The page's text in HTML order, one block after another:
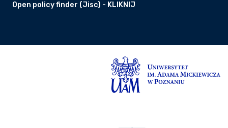
Open policy finder (Jisc) - KLIKNIJ